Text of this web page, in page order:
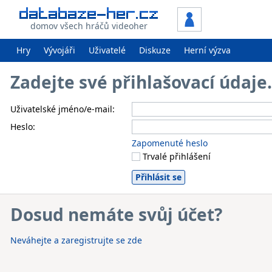
domov všech hráčů videoher
Hry Vývojáři Uživatelé Diskuze Herní výzva
Zadejte své přihlašovací
Uživatelské jméno/e-mail:
Heslo:
Zapomenuté heslo
Trvalé přihlášení
Dosud nemáte svůj účet?
Neváhejte a zaregistrujte se zde